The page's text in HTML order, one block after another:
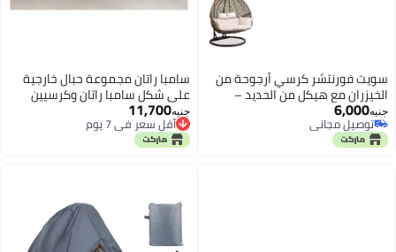
سويت فورنتشر كرسي أرجوحة من
الخيزران مع هيكل من الحديد –
مقعد واحد للحديقة أو الشرفة أو
الرواق أو السطح.
جنيه6,000
توصيل مجاني
توصيل مجاني
سامبا راتان مجموعة حبال خارجية
على شكل سامبا راتان وكرسيين
وكنبة واحدة وطاولة واحدة ابيض
وبيج
جنيه11,700
أقل سعر في 7 يوم
أقل سعر في 7 يوم